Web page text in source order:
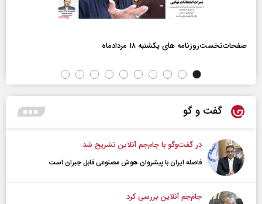
صفحات‌نخست‌روزنامه ها‌ی یکشنبه ۱۸ مردادماه
گفت و گو
در گفت‌و‌گو با جام‌جم آنلاین تشریح شد
فاصله ایران با پیشرو‌ان هوش مصنوعی قابل جبران است
جام‌جم آنلاین بررسی کرد